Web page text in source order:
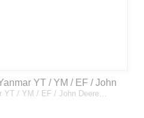
YT / YM / EF / John
YT / YM / EF / John Deere…